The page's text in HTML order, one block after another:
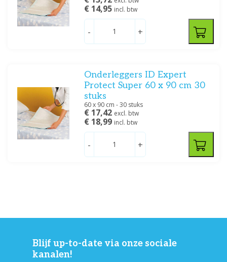
€ 14,95 incl. btw
- +
Onderleggers ID Expert
Protect Super 60 x 90 cm 30
stuks
60 x 90 cm - 30 stuks
€ 17,42 excl. btw
€ 18,99 incl. btw
- +
Blijf up-to-date via onze sociale
kanalen!